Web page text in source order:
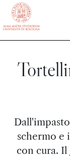
vai al contenuto
schermo e
con cura.